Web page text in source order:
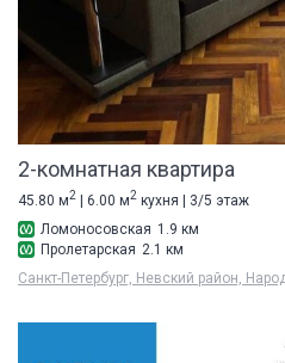
2-комнатная квартира
45.80 м2 | 6.00 м2 кухня | 3/5 этаж
Ломоносовская 1.9 км
Пролетарская 2.1 км
Санкт-Петербург, Невский район,